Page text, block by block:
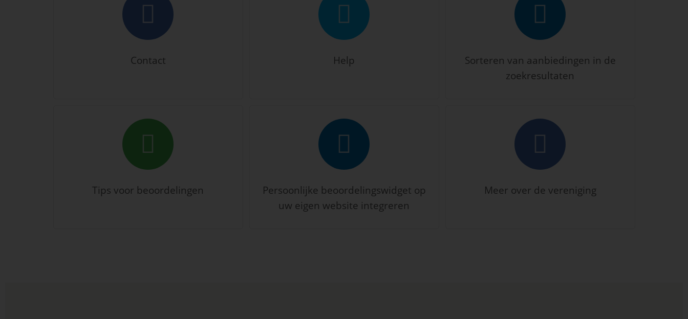
Contact Help
Sorteren van aanbiedingen in de
zoekresultaten
Tips voor beoordelingen
Persoonlijke beoordelingswidget op
uw eigen website integreren
Meer over de vereniging